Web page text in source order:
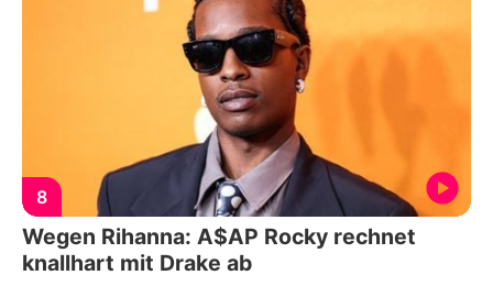
8
Wegen Rihanna: A$AP Rocky rechnet
knallhart mit Drake ab